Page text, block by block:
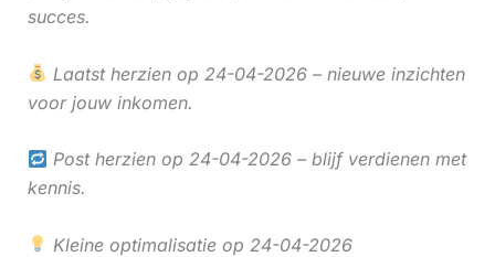
succes.
Laatst herzien op 24-04-2026 – nieuwe inzichten
voor jouw inkomen.
Post herzien op 24-04-2026 – blijf verdienen met
kennis.
Kleine optimalisatie op 24-04-2026